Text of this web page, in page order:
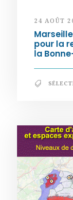
24 AOÛT
pour la
la